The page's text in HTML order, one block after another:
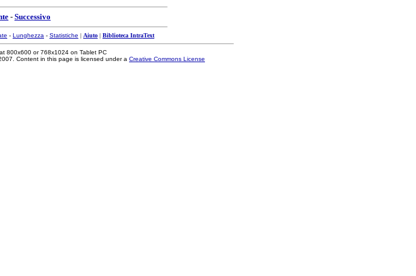
- Successivo
- Lunghezza - Statistiche | Aiuto | Biblioteca IntraText
800x600 or 768x1024 on Tablet PC
Content in this page is licensed under a Creative Commons License